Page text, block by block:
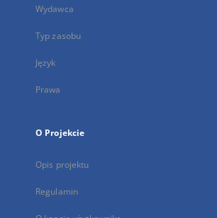
Wydawca
Typ zasobu
Język
Prawa
O Projekcie
Opis projektu
Regulamin